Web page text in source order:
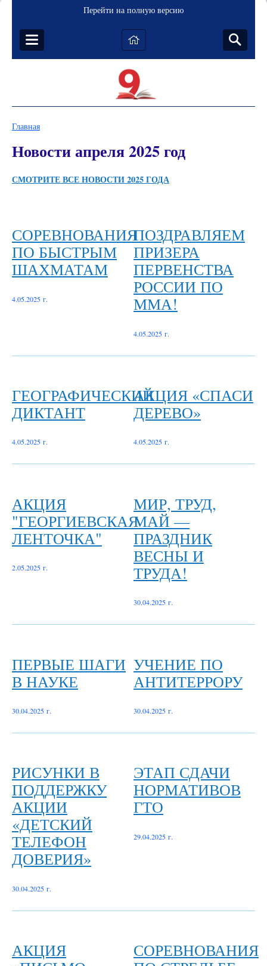
Перейти на полную версию
Главная
Новости апреля 2025 год
СМОТРИТЕ ВСЕ НОВОСТИ2025ГОДА
СОРЕВНОВАНИЯ
ПО БЫСТРЫМ
ШАХМАТАМ
4.05.2025 г.
ПОЗДРАВЛЯЕМ
ПРИЗЕРА
ПЕРВЕНСТВА
РОССИИ ПО
ММА!
4.05.2025 г.
ГЕОГРАФИЧЕСКИЙ
ДИКТАНТ
4.05.2025 г.
АКЦИЯ «СПАСИ
ДЕРЕВО»
4.05.2025 г.
АКЦИЯ
"ГЕОРГИЕВСКАЯ
ЛЕНТОЧКА"
2.05.2025 г.
МИР, ТРУД,
МАЙ —
ПРАЗДНИК
ВЕСНЫ И
ТРУДА!
30.04.2025 г.
ПЕРВЫЕ ШАГИ
В НАУКЕ
30.04.2025 г.
УЧЕНИЕ ПО
АНТИТЕРРОРУ
30.04.2025 г.
РИСУНКИ В
ПОДДЕРЖКУ
АКЦИИ
«ДЕТСКИЙ
ТЕЛЕФОН
ДОВЕРИЯ»
30.04.2025 г.
ЭТАП СДАЧИ
НОРМАТИВОВ
ГТО
29.04.2025 г.
АКЦИЯ
СОРЕВНОВАНИЯ